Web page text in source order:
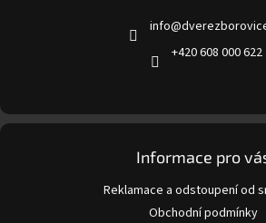
info@
+420 608 000 622
Informace pro
Reklamace a odstoupení od
Obchodní podmínky